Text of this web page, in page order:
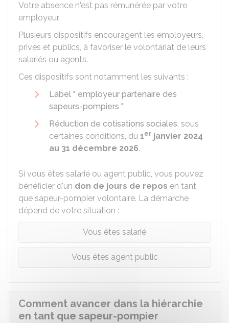
Votre absence n'est pas rémunérée par votre
employeur.
Plusieurs dispositifs encouragent les employeurs,
privés et publics, à favoriser le volontariat de leurs
salariés ou agents.
Ces dispositifs sont notamment les suivants :
Label " employeur partenaire des
sapeurs-pompiers "
Réduction de cotisations sociales, sous
certaines conditions, du 1er janvier 2024
au 31 décembre 2026.
Si vous êtes salarié ou agent public, vous pouvez
bénéficier d'un don de jours de repos en tant
que sapeur-pompier volontaire. La démarche
dépend de votre situation :
Vous êtes salarié
Vous êtes agent public
Comment avancer dans la hiérarchie
en tant que sapeur-pompier